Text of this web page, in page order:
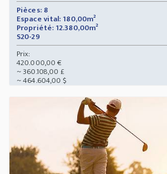
Pièces: 8
Espace vital: 180,00m²
Propriété: 12.380,00m²
S20-29
Prix:
420.000,00 €
~ 360.108,00 £
~ 464.604,00 $